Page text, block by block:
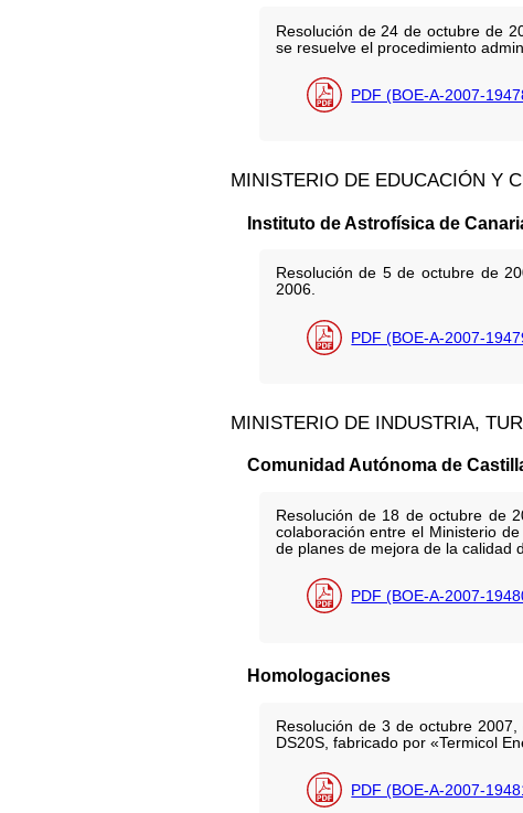
Resolución de 24 de octubre de
se resuelve el procedimiento
PDF (BOE-A-2007-
MINISTERIO DE EDUCACIÓN Y
Instituto de Astrofísica de
Resolución de 5 de octubre de
2006.
PDF (BOE-A-2007-
MINISTERIO DE INDUSTRIA,
Comunidad Autónoma de
Resolución de 18 de octubre de
colaboración entre el Ministerio
de planes de mejora de la calidad
PDF (BOE-A-2007-
Homologaciones
Resolución de 3 de octubre
DS20S, fabricado por «Termicol
PDF (BOE-A-2007-